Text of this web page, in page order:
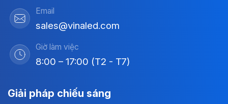
Email
sales@vinaled.com
Giờ làm việc
8:00 – 17:00 (T2 - T7)
Giải pháp chiếu sáng